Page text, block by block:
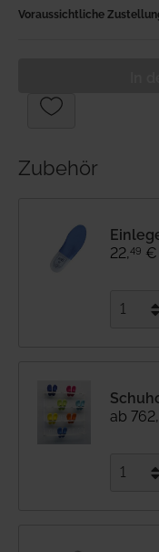
Voraussichtliche
Zubehör
22,49 €
ab 762,